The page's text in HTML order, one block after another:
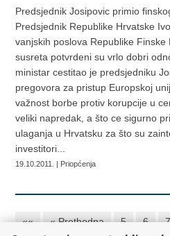
Predsjednik Josipovic primio
Predsjednik Republike Hrvatske
vanjskih poslova Republike Finske
susreta potvrdeni su vrlo dobri
ministar cestitao je predsjedniku
pregovora za pristup Europskoj
važnost borbe protiv korupcije u
veliki napredak, a što ce sigurno
ulaganja u Hrvatsku za što su
investitori...
19.10.2011. | Priopćenja
«« « Prethodna 5 6